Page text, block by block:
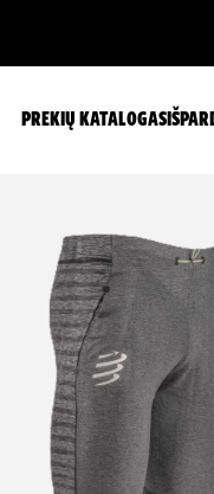
PREKIŲ KATALOGAS